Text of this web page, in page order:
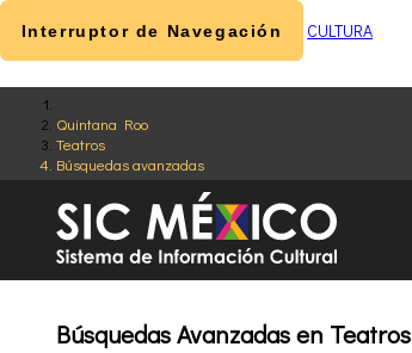
Quintana Roo
Teatros
Búsquedas avanzadas
Interruptor de Navegación CULTURA
Búsquedas Avanzadas en Teatros